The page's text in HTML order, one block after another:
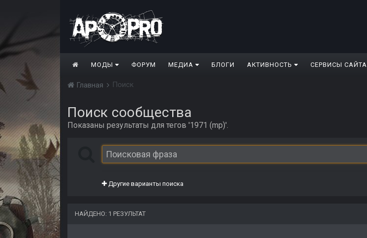
МОДЫ ФОРУМ МЕДИА БЛОГИ АКТИВНОСТЬ СЕРВИСЫ САЙТА
Главная Поиск
Поиск сообщества
Показаны результаты для тегов '1971 (mp)'.
Другие варианты поиска
НАЙДЕНО: 1 РЕЗУЛЬТАТ